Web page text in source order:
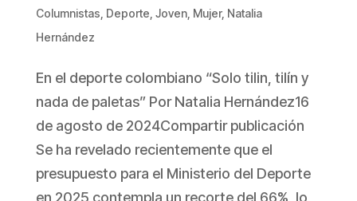
Columnistas Deporte Joven, Mujer, Natalia
Hernández
En el deporte colombiano “Solo tilin, tilín y
nada de paletas” Por Natalia Hernández16
de agosto de 2024Compartir publicación
Se ha revelado recientemente que el
presupuesto para el Ministerio del Deporte